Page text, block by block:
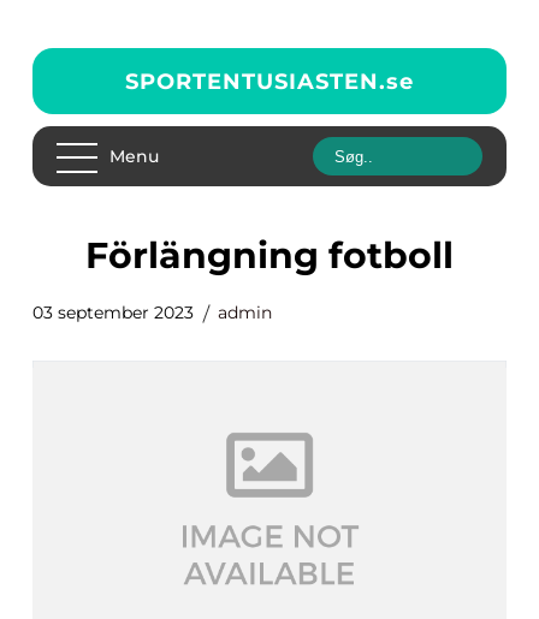
SPORTENTUSIASTEN.se
Menu
förlängning fotboll
03 september 2023 admin